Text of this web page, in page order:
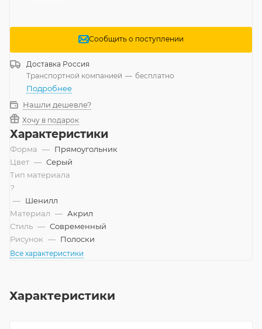
Сообщить о поступлении
Доставка Россия
Транспортной компанией — бесплатно
Подробнее
Нашли дешевле?
Хочу в подарок
Характеристики
Форма — Прямоугольник
Цвет — Серый
Тип материала
?
— Шенилл
Материал — Акрил
Стиль — Современный
Рисунок — Полоски
Все характеристики
Характеристики